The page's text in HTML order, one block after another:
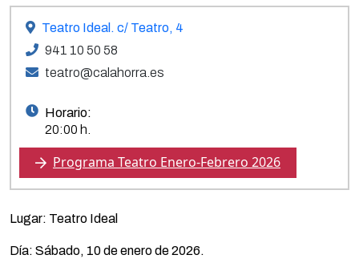
Teatro Ideal. c/ Teatro, 4
941 10 50 58
teatro@calahorra.es
Horario:
20:00 h.
Programa Teatro Enero-Febrero 2026
Lugar: Teatro Ideal
Día: Sábado, 10 de enero de 2026.